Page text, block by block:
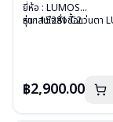
ยี่ห้อ : LUMOS
รุ่น : 15281 C2
อุปกรณ์ : กล่องแว่น , ผ้
การรับประกัน : 2 ปี
หากสนใจสั่งชื้อแว่นตา
฿2,900.00